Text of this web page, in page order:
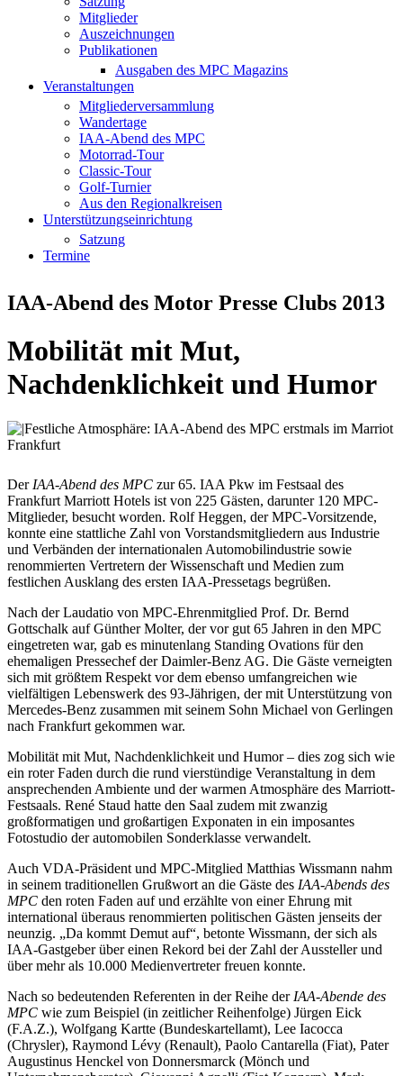
Mitglieder
Auszeichnungen
Publikationen
Ausgaben des MPC Magazins
Veranstaltungen
Mitgliederversammlung
Wandertage
IAA-Abend des MPC
Motorrad-Tour
Classic-Tour
Golf-Turnier
Aus den Regionalkreisen
Unterstützungseinrichtung
Satzung
Termine
IAA-Abend des Motor Presse Clubs 2013
Mobilität mit Mut,
Nachdenklichkeit und Humor
Der IAA-Abend des MPC zur 65. IAA Pkw im Festsaal des
Frankfurt Marriott Hotels ist von 225 Gästen, darunter 120 MPC-
Mitglieder, besucht worden. Rolf Heggen, der MPC-Vorsitzende,
konnte eine stattliche Zahl von Vorstandsmitgliedern aus Industrie
und Verbänden der internationalen Automobilindustrie sowie
renommierten Vertretern der Wissenschaft und Medien zum
festlichen Ausklang des ersten IAA-Pressetags begrüßen.
Nach der Laudatio von MPC-Ehrenmitglied Prof. Dr. Bernd
Gottschalk auf Günther Molter, der vor gut 65 Jahren in den MPC
eingetreten war, gab es minutenlang Standing Ovations für den
ehemaligen Pressechef der Daimler-Benz AG. Die Gäste verneigten
sich mit größtem Respekt vor dem ebenso umfangreichen wie
vielfältigen Lebenswerk des 93-Jährigen, der mit Unterstützung von
Mercedes-Benz zusammen mit seinem Sohn Michael von Gerlingen
nach Frankfurt gekommen war.
Mobilität mit Mut, Nachdenklichkeit und Humor – dies zog sich wie
ein roter Faden durch die rund vierstündige Veranstaltung in dem
ansprechenden Ambiente und der warmen Atmosphäre des Marriott-
Festsaals. René Staud hatte den Saal zudem mit zwanzig
großformatigen und großartigen Exponaten in ein imposantes
Fotostudio der automobilen Sonderklasse verwandelt.
Auch VDA-Präsident und MPC-Mitglied Matthias Wissmann nahm
in seinem traditionellen Grußwort an die Gäste des IAA-Abends des
MPC den roten Faden auf und erzählte von einer Ehrung mit
international überaus renommierten politischen Gästen jenseits der
neunzig. „Da kommt Demut auf“, betonte Wissmann, der sich als
IAA-Gastgeber über einen Rekord bei der Zahl der Aussteller und
über mehr als 10.000 Medienvertreter freuen konnte.
Nach so bedeutenden Referenten in der Reihe der IAA-Abende des
MPC wie zum Beispiel (in zeitlicher Reihenfolge) Jürgen Eick
(F.A.Z.), Wolfgang Kartte (Bundeskartellamt), Lee Iacocca
(Chrysler), Raymond Lévy (Renault), Paolo Cantarella (Fiat), Pater
Augustinus Henckel von Donnersmarck (Mönch und